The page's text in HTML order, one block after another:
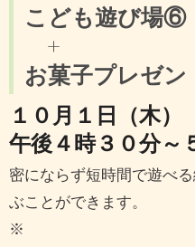
こども遊び場⑥
+
お菓子プレゼン
１０月１日（木）
午後４時３０分～
密にならず短時間で遊べ
ぶことができます。
※